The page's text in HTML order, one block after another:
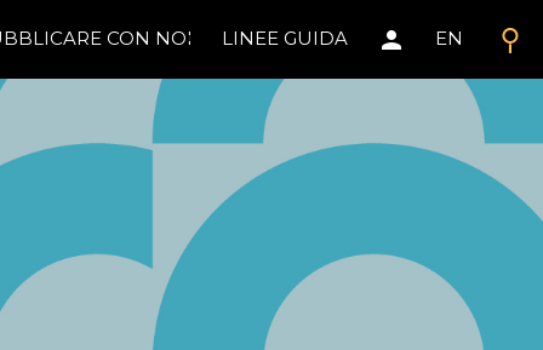
search
CON NOI LINEE GUIDA person EN